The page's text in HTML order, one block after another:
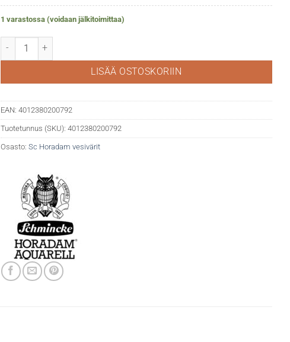
1 varastossa (voidaan jälkitoimittaa)
Horadam akv. 359 Saturn red määrä
LISÄÄ OSTOSKORIIN
EAN: 4012380200792
Tuotetunnus (SKU): 4012380200792
Osasto: Sc Horadam vesivärit